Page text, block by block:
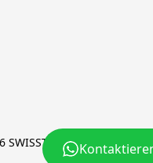
SWISSTIC [+] a brand of